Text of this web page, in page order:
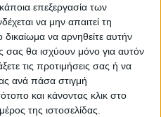
επεξεργασία των
να μην απαιτεί τη
να αρνηθείτε αυτήν
σας θα ισχύουν μόνο για αυτόν
τις προτιμήσεις σας ή να
ανά πάσα στιγμή
και κάνοντας κλικ στο
της ιστοσελίδας.